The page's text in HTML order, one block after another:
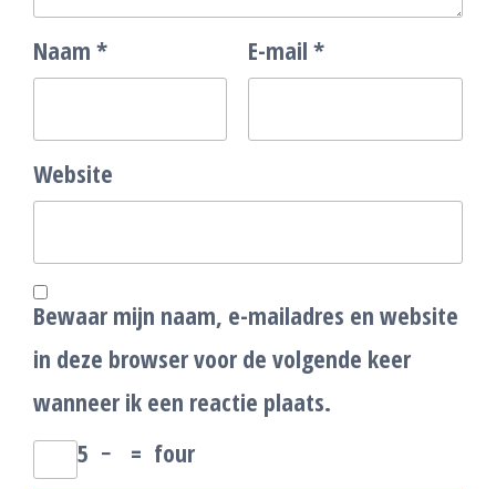
Naam * E-mail *
Website
Bewaar mijn naam, e-mailadres en website
in deze browser voor de volgende keer
wanneer ik een reactie plaats.
5 − = four